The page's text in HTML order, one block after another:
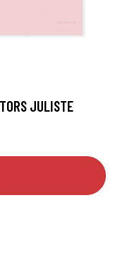
JULISTE